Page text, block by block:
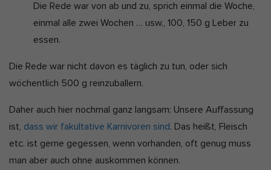
Die Rede war von ab und zu, sprich einmal die Woche,
einmal alle zwei Wochen … usw., 100, 150 g Leber zu
essen.
Die Rede war nicht davon es täglich zu tun, oder sich
wöchentlich 500 g reinzuballern.
Daher auch hier nochmal ganz langsam: Unsere Auffassung
ist, dass wir fakultative Karnivoren sind. Das heißt, Fleisch
etc. ist gerne gegessen, wenn vorhanden, oft genug muss
man aber auch ohne auskommen können.
indem sie Besucher über Websites hinweg verfolgen.
Cookie-Informationen anzeigen
Inhalte von Videoplattformen und Social-Media-Plattformen werden
standardmäßig blockiert. Wenn Cookies von externen Medien